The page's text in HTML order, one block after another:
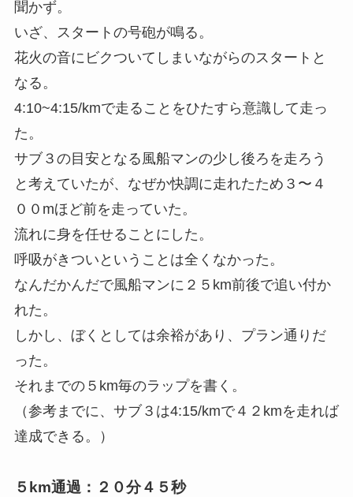
聞かず。
いざ、スタートの号砲が鳴る。
花火の音にビクついてしまいながらのスタートと
なる。
4:10~4:15/kmで走ることをひたすら意識して走っ
た。
サブ３の目安となる風船マンの少し後ろを走ろう
と考えていたが、なぜか快調に走れたため３〜４
００mほど前を走っていた。
流れに身を任せることにした。
呼吸がきついということは全くなかった。
なんだかんだで風船マンに２５km前後で追い付か
れた。
しかし、ぼくとしては余裕があり、プラン通りだ
った。
それまでの５km毎のラップを書く。
（参考までに、サブ３は4:15/kmで４２kmを走れば
達成できる。）
５km通過：２０分４５秒